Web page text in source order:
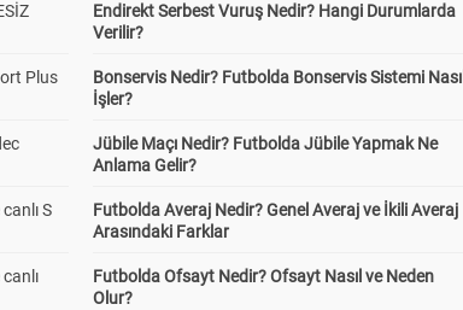
Plus
S
Endirekt Serbest Vuruş Nedir? Hangi Durumlarda
Verilir?
Bonservis Nedir? Futbolda Bonservis Sistemi Nasıl
İşler?
Jübile Maçı Nedir? Futbolda Jübile Yapmak Ne
Anlama Gelir?
Futbolda Averaj Nedir? Genel Averaj ve İkili Averaj
Arasındaki Farklar
Futbolda Ofsayt Nedir? Ofsayt Nasıl ve Neden
Olur?